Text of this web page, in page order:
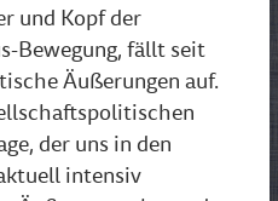
und Kopf der
Bewegung, fällt seit
Äußerungen auf.
der uns in den
intensiv